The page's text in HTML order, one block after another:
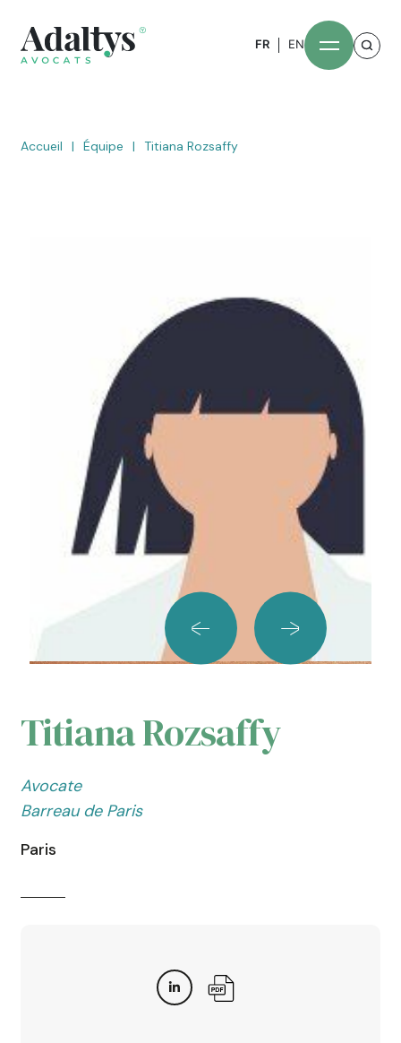
FR EN
Accueil | Équipe | Titiana Rozsaffy
Titiana Rozsaffy
Avocate
Barreau de Paris
Paris